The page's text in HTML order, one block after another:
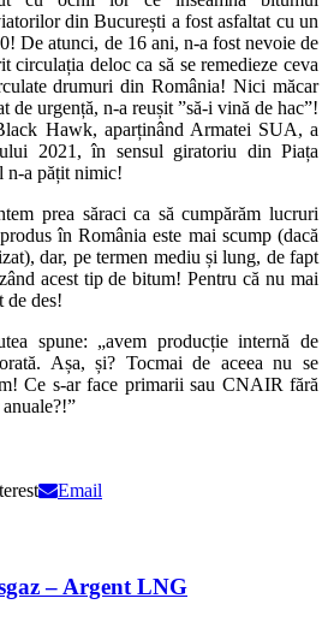
din București a fost asfaltat cu un
De atunci, de 16 ani, n-a fost nevoie de
circulația deloc ca să se remedieze ceva
drumuri din România! Nici măcar
de urgență, n-a reușit ”să-i vină de hac”!
Hawk, aparținând Armatei SUA, a
2021, în sensul giratoriu din Piața
n-a pățit nimic!
prea săraci ca să cumpărăm lucruri
în România este mai scump (dacă
dar, pe termen mediu și lung, de fapt
acest tip de bitum! Pentru că nu mai
de des!
spune: „avem producție internă de
Așa, și? Tocmai de aceea nu se
Ce s-ar face primarii sau CNAIR fără
Email
– Argent LNG